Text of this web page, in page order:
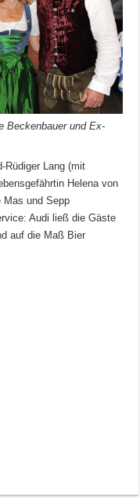
Beckenbauer und Ex-
Rüdiger Lang (mit
Helena von
Mas und Sepp
Audi ließ die Gäste
auf die Maß Bier